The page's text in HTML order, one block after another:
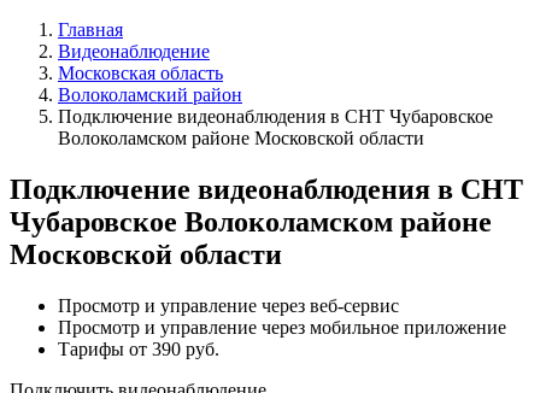
Главная
Видеонаблюдение
Московская область
Волоколамский район
Подключение видеонаблюдения в СНТ Чубаровское
Волоколамском районе Московской области
Подключение видеонаблюдения в СНТ
Чубаровское Волоколамском районе
Московской области
Просмотр и управление через веб-сервис
Просмотр и управление через мобильное приложение
Тарифы от 390 руб.